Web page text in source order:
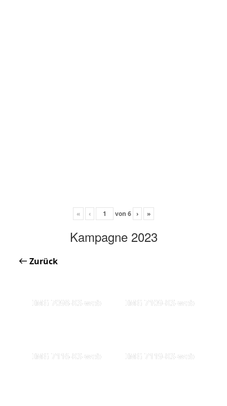
« ‹ von 6 › »
Kampagne 2023
Zurück
IMG 7098-KS-web IMG 7109-KS-web
IMG 7116-KS-web IMG 7119-KS-web